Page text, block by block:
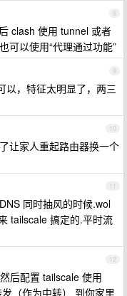
8
clash 使用 tunnel 或者
可以使用“代理通过功能”
9
以，特征太明显了，两三
10
让家人重起路由器换一个
11
同时抽风的时候.wol
tailscale 搞定的.平时流
12
后配置 tailscale 使用
（作为中转） 到你家里